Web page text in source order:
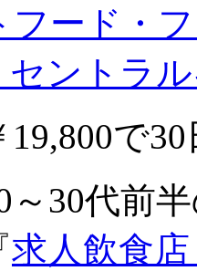
フード・
セントラ
19,800で
～30代前
求人飲食